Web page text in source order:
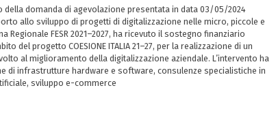
della domanda di agevolazione presentata in data 03/05/2024
allo sviluppo di progetti di digitalizzazione nelle micro, piccole e
Regionale FESR 2021–2027, ha ricevuto il sostegno finanziario
del progetto COESIONE ITALIA 21–27, per la realizzazione di un
al miglioramento della digitalizzazione aziendale. L’intervento ha
di infrastrutture hardware e software, consulenze specialistiche in
sviluppo e-commerce